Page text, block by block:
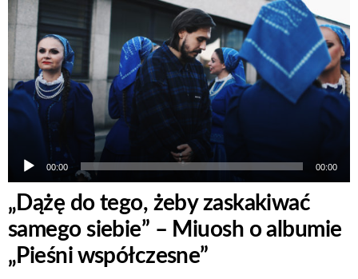
dźwiękowych
00:00 00:00
„Dążę do tego, żeby zaskakiwać
samego siebie” – Miuosh o albumie
„Pieśni współczesne”